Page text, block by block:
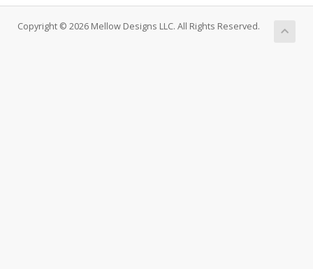
Copyright © 2026 Mellow Designs LLC. All Rights Reserved.